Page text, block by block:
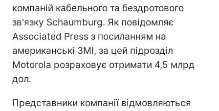
компаній кабельного та бездротового
зв'язку Schaumburg. Як повідомляє
Associated Press з посиланням на
американські ЗМІ, за цей підрозділ
Motorola розраховує отримати 4,5 млрд
дол.
Представники компанії відмовляються